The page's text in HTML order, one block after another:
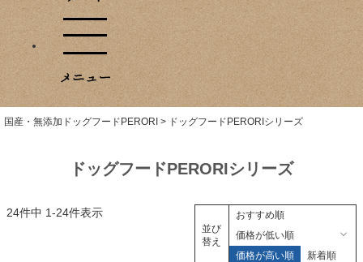
国産・無添加ドッグフードPERORI ドッグフードPERORIシリーズ
ドッグフードPERORIシリーズ
並び
替え
おすすめ順
価格が低い順
価格が高い順
新着順
24件中 1-24件表示